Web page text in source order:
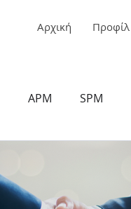
Αρχική Προφίλ
APM SPM